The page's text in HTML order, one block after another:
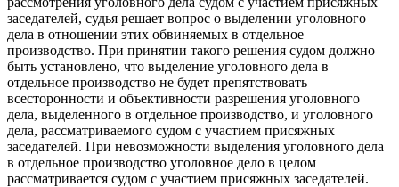
заседателей, судья решает вопрос о выделении уголовного
дела в отношении этих обвиняемых в отдельное
производство. При принятии такого решения судом должно
быть установлено, что выделение уголовного дела в
отдельное производство не будет препятствовать
всесторонности и объективности разрешения уголовного
дела, выделенного в отдельное производство, и уголовного
дела, рассматриваемого судом с участием присяжных
заседателей. При невозможности выделения уголовного дела
в отдельное производство уголовное дело в целом
рассматривается судом с участием присяжных заседателей.